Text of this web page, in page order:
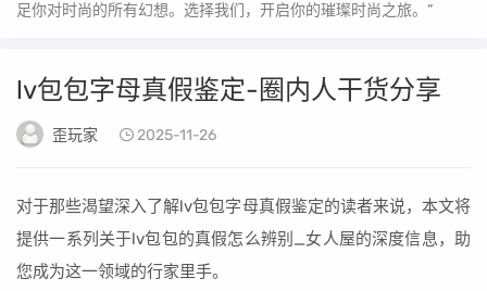
足你对时尚的所有幻想。选择我们，开启你的璀璨时尚之旅。”
lv包包字母真假鉴定-圈内人干货分享
歪玩家 2025-11-26
对于那些渴望深入了解lv包包字母真假鉴定的读者来说，本文将
提供一系列关于lv包包的真假怎么辨别_女人屋的深度信息，助
您成为这一领域的行家里手。